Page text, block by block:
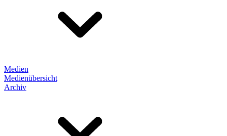
Medien
Medienübersicht
Archiv